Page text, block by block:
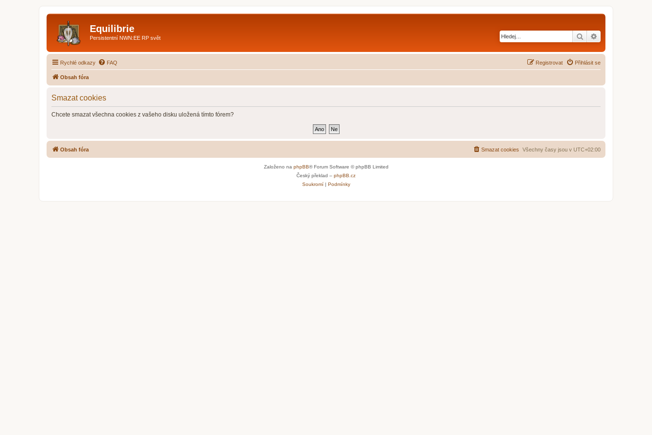
Equilibrie
Persistentní NWN:EE RP svět Hledat
Rychlé odkazy FAQ Přihlásit se
Registrovat
Obsah fóra
Smazat cookies
Chcete smazat všechna cookies z vašeho disku uložená tímto fórem?
Obsah fóra Všechny časy jsou v UTC+02:00
Smazat cookies
Založeno na phpBB® Forum Software © phpBB Limited
Český překlad – phpBB.cz
Soukromí| Podmínky